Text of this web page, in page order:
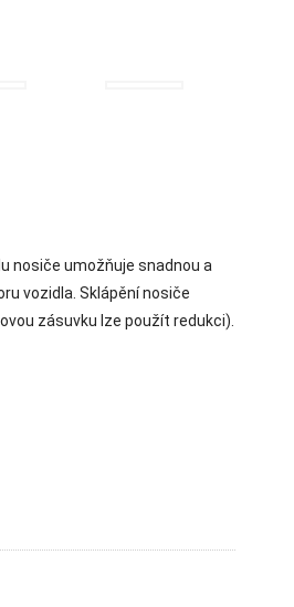
nosiče umožňuje snadnou a
vozidla. Sklápění nosiče
zásuvku lze použít redukci).